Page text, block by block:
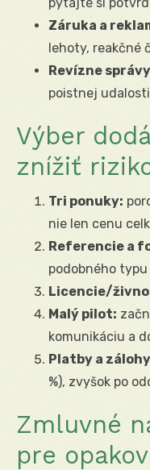
Záruka a
lehoty, reakčné
Revízne
poistnej
Výber
znížiť
Tri ponuky:
nie len cenu
Referencie a
podobného
Licencie/
Malý pilot:
komunikáciu a
Platby a
%), zvyšok po
Zmluvné
pre